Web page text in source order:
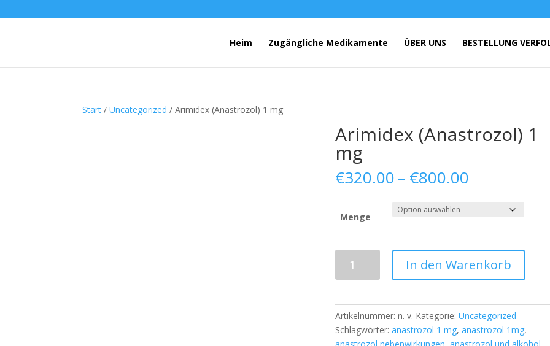
Heim Zugängliche Medikamente ÜBER UNS BESTELLUNG
Start /Uncategorized / Arimidex (Anastrozol) 1 mg
Arimidex (Anastrozol) 1
mg
€320.00– €800.00
€800.00
Menge
(Anastrozol)
Menge
In den Warenkorb
Artikelnummer:n. v. Kategorie:Uncategorized
Schlagwörter:anastrozol 1 mg,anastrozol 1mg,